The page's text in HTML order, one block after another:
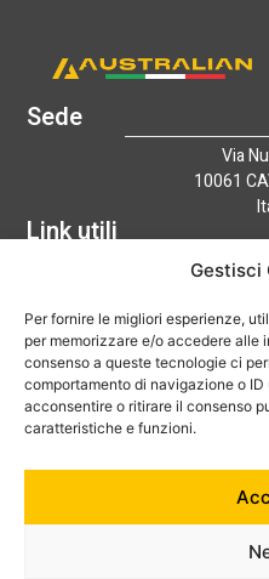
Gestisci
Per fornire le migliori esperienze,
per memorizzare e/o accedere alle
consenso a queste tecnologie ci
comportamento di navigazione o ID
acconsentire o ritirare il consenso
caratteristiche e funzioni.
Sede
Via
10061
Link utili
Hai bisogno di aiuto?
+39